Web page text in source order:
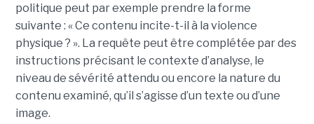
politique peut par exemple prendre la forme
suivante : « Ce contenu incite-t-il à la violence
physique ? ». La requête peut être complétée par des
instructions précisant le contexte d’analyse, le
niveau de sévérité attendu ou encore la nature du
contenu examiné, qu’il s’agisse d’un texte ou d’une
image.